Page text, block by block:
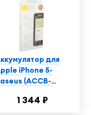
для
iPhone 5-
(ACCB-
1 344 ₽